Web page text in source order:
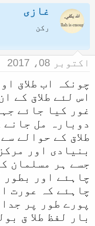
غازی
رکن
اکتوبر 08، 2017
چونکہ اب طلاق
اس لئے طلاق کے
غور کیا جائے
دوبارہ مل جانے
طلاق کے حوالے
بنیادی اور
جسے ہر مسلمان
چاہئے اور بطور
چاہئے کہ عورت
پورے طور پر
بار لفظ طلا ق